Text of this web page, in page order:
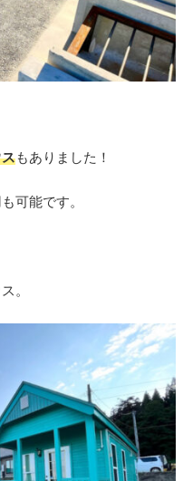
もありました！
可能です。
。